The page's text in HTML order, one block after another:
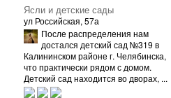
Ясли и детские сады
ул Российская, 57а
После распределения нам
достался детский сад №319 в
Калининском районе г. Челябинска,
что практически рядом с домом.
Детский сад находится во дворах, ...